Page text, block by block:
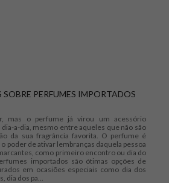
PERFUMES IMPORTADOS
mas o perfume já virou um acessório
a-dia, mesmo entre aqueles que não são
da sua fragrância favorita. O perfume é
poder de ativar lembranças daquela pessoa
como primeiro encontro ou dia do
importados são ótimas opções de
em ocasiões especiais como dia dos
dia dos pa...